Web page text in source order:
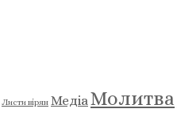
Листи вірян МедіаМолитва